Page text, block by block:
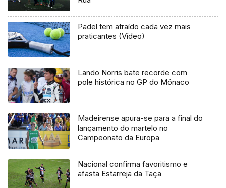
Padel tem atraído cada vez mais
praticantes (Vídeo)
Lando Norris bate recorde com
pole histórica no GP do Mónaco
Madeirense apura-se para a final do
lançamento do martelo no
Campeonato da Europa
Nacional confirma favoritismo e
afasta Estarreja da Taça